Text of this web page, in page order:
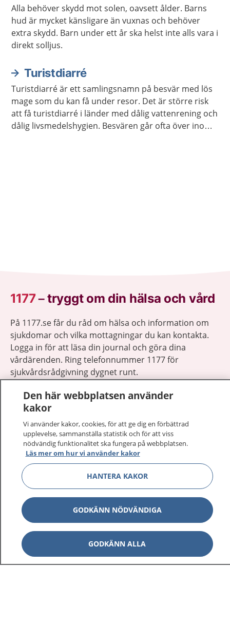
Alla behöver skydd mot solen, oavsett ålder. Barns
hud är mycket känsligare än vuxnas och behöver
extra skydd. Barn under ett år ska helst inte alls vara i
direkt solljus.
Turistdiarré
Turistdiarré är ett samlingsnamn på besvär med lös
mage som du kan få under resor. Det är större risk
att få turistdiarré i länder med dålig vattenrening och
dålig livsmedelshygien. Besvären går ofta över inom
1177–tryggt om din hälsa och vård
På 1177.se får du råd om hälsa och information om
sjukdomar och vilka mottagningar du kan kontakta.
Logga in för att läsa din journal och göra dina
vårdärenden. Ring telefonnummer 1177 för
sjukvårdsrådgivning dygnet runt.
1177 ger dig råd när du vill må bättre.
1177 på flera språk
Om 1177 Visa
Kontakt Visa
Behandling av personuppgifter
Den här webbplatsen använder
kakor
Vi använder kakor, cookies, för att ge dig en förbättrad
upplevelse, sammanställa statistik och för att viss
nödvändig funktionalitet ska fungera på webbplatsen.
Läs mer om hur vi använder kakor
HANTERA KAKOR
GODKÄNN NÖDVÄNDIGA
GODKÄNN ALLA